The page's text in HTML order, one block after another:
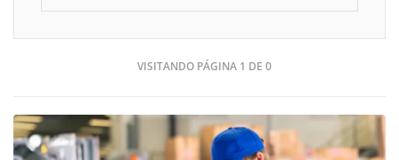
VISITANDO PÁGINA 1 DE 0